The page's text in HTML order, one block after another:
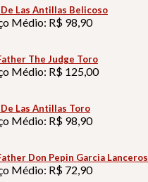
Las Antillas Belicoso
Médio: R$ 98,90
The Judge Toro
Médio: R$ 125,00
Las Antillas Toro
Médio: R$ 98,90
Don Pepin Garcia Lanceros
Médio: R$ 72,90